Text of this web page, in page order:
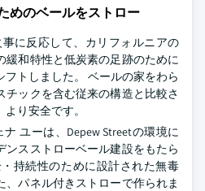
めのベールをストロー
事に反応して、カリフォルニアの
緩和特性と低炭素の足跡のために
トしました。 ベールの家をわら
チックを含む従来の構造と比較さ
り安全です。
ナ ユーは、Depew Streetの環境に
ンスストローベール建設をもたら
持続性のために設計された無毒
、パネル付きストローで作られま